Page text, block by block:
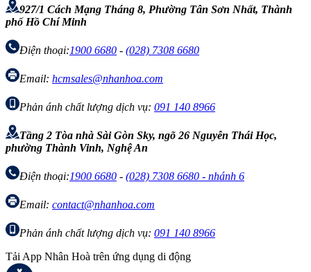
927/1 Cách Mạng Tháng 8, Phường Tân Sơn Nhất, Thành
phố Hồ Chí Minh
Điện thoại:1900 6680 - (028) 7308 6680
Email: hcmsales@nhanhoa.com
Phản ánh chất lượng dịch vụ: 091 140 8966
Tầng 2 Tòa nhà Sài Gòn Sky, ngõ 26 Nguyễn Thái Học,
phường Thành Vinh, Nghệ An
Điện thoại:1900 6680 - (028) 7308 6680 - nhánh 6
Email: contact@nhanhoa.com
Phản ánh chất lượng dịch vụ: 091 140 8966
Tải App Nhân Hoà trên ứng dụng di động